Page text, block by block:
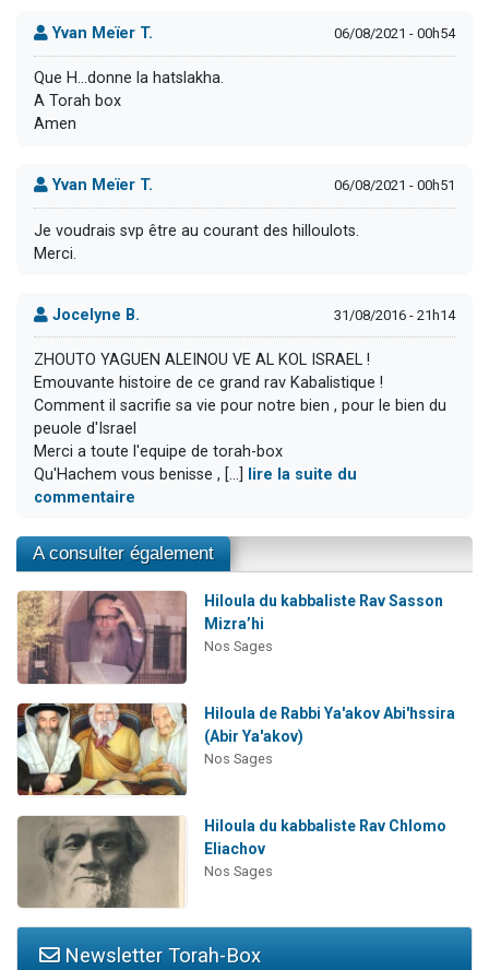
Yvan Meïer T. 06/08/2021 - 00h54
Que H...donne la hatslakha.
A Torah box
Amen
Yvan Meïer T. 06/08/2021 - 00h51
Je voudrais svp être au courant des hilloulots.
Merci.
Jocelyne B. 31/08/2016 - 21h14
ZHOUTO YAGUEN ALEINOU VE AL KOL ISRAEL !
Emouvante histoire de ce grand rav Kabalistique !
Comment il sacrifie sa vie pour notre bien , pour le bien du
peuole d'Israel
Merci a toute l'equipe de torah-box
Qu'Hachem vous benisse , [...]
lire la suite du
commentaire
A consulter également
Hiloula du kabbaliste Rav Sasson
Mizra’hi
Nos Sages
Hiloula de Rabbi Ya'akov Abi'hssira
(Abir Ya'akov)
Nos Sages
Hiloula du kabbaliste Rav Chlomo
Eliachov
Nos Sages
Newsletter Torah-Box